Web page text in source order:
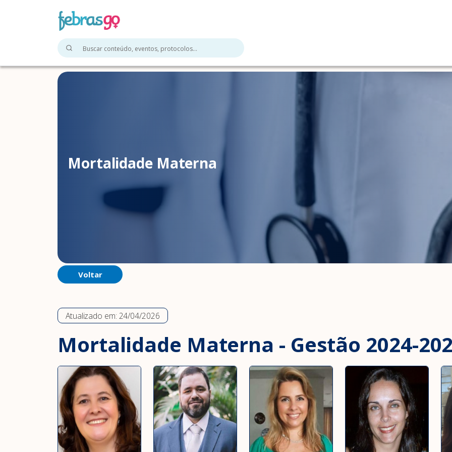
Mortalidade Materna
Voltar
Atualizado em: 24/04/2026
Mortalidade Materna - Gestão 2024-